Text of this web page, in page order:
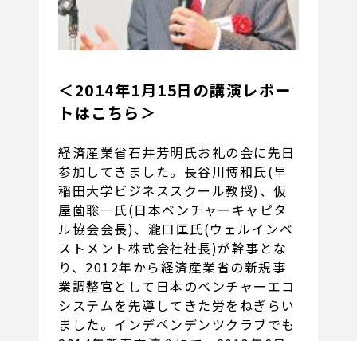
＜2014年1月15日の講演レポー
トはこちら＞
経済産業省石井芳明氏お礼の会に先日
参加してきました。長谷川博和氏(早
稲田大学ビジネススクール教授)、仮
屋薗聡一氏(日本ベンチャーキャピタ
ル協会会長)、瀧口匡氏(ウェルインベ
ストメント株式会社社長)が幹事とな
り、2012年から経済産業省の新規事
業調整官として日本のベンチャーエコ
システムを先導してきた労をねぎらい
ました。インデペンデンツクラブでも